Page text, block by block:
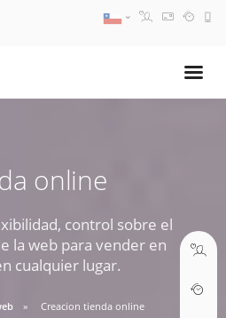
online
control sobre el
la web para vender en
cualquier lugar.
Creacion tienda online
A 18:30 PM
ABRIR TICKET